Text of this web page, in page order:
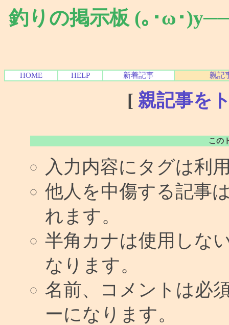
釣りの掲示板 (｡･ω･
HOME HELP 新着記事 親記
[ 親記事を
この
入力内容にタグは利
他人を中傷する記事
れます。
半角カナは使用しな
なります。
名前、コメントは必
ーになります。